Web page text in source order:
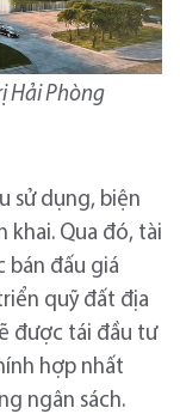
Hải Phòng
sử dụng, biện
khai. Qua đó, tài
bán đấu giá
quỹ đất địa
được tái đầu tư
hợp nhất
ngân sách.